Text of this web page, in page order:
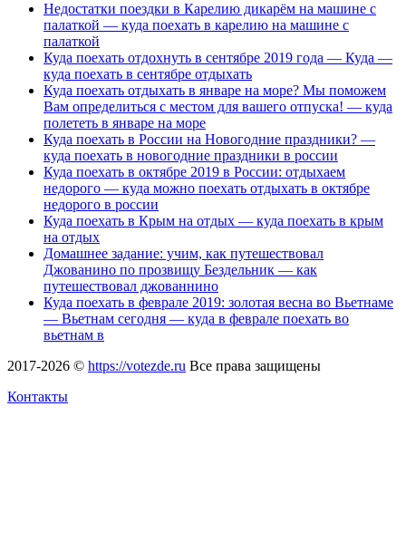
Недостатки поездки в Карелию дикарём на машине с
палаткой — куда поехать в карелию на машине с
палаткой
Куда поехать отдохнуть в сентябре 2019 года — Куда —
куда поехать в сентябре отдыхать
Куда поехать отдыхать в январе на море? Мы поможем
Вам определиться с местом для вашего отпуска! — куда
полететь в январе на море
Куда поехать в России на Новогодние праздники? —
куда поехать в новогодние праздники в россии
Куда поехать в октябре 2019 в России: отдыхаем
недорого — куда можно поехать отдыхать в октябре
недорого в россии
Куда поехать в Крым на отдых — куда поехать в крым
на отдых
Домашнее задание: учим, как путешествовал
Джованино по прозвищу Бездельник — как
путешествовал джованнино
Куда поехать в феврале 2019: золотая весна во Вьетнаме
— Вьетнам сегодня — куда в феврале поехать во
вьетнам в
2017-2026 © https://votezde.ru Все права защищены
Контакты